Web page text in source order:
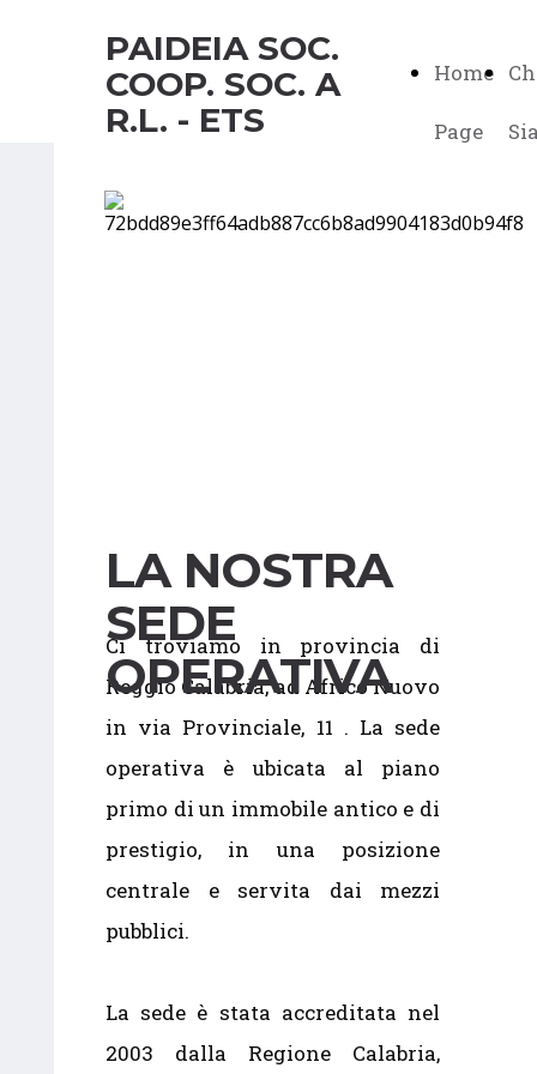
Home
Page
PAIDEIA SOC.
COOP. SOC. A
R.L. - ETS
LA NOSTRA
SEDE
OPERATIVA
Ci troviamo in provincia di
Reggio Calabria, ad Africo Nuovo
in via Provinciale, 11 . La sede
operativa è ubicata al piano
primo di un immobile antico e di
prestigio, in una posizione
centrale e servita dai mezzi
pubblici.
La sede è stata accreditata nel
2003 dalla Regione Calabria,